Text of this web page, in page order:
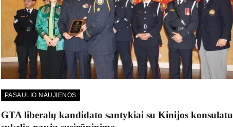
PASAULIO NAUJIENOS
GTA liberalų kandidato santykiai su Kinijos konsulatu